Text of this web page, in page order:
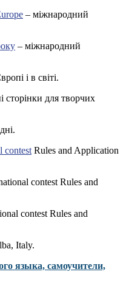
– міжнародний
– міжнародний
і в світі.
сторінки для творчих
contest Rules and Application
contest Rules and
contest Rules and
Italy.
языка, самоучители,